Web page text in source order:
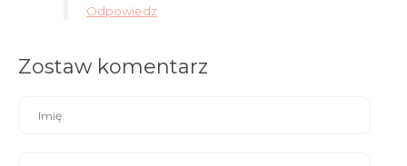
Odpowiedz
Zostaw komentarz